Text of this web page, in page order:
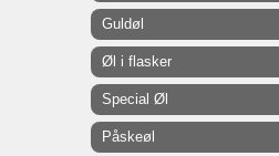
Guldøl
Øl i flasker
Special Øl
Påskeøl